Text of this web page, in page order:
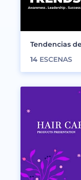
Tendencias
14 ESCENAS